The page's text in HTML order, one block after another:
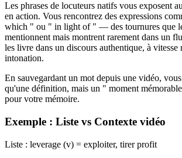
Les phrases de locuteurs natifs vous exposent
en action. Vous rencontrez des expressions
which " ou " in light of " — des tournures que
mentionnent mais montrent rarement dans un
les livre dans un discours authentique, à vitesse
intonation.
En sauvegardant un mot depuis une vidéo,
qu'une définition, mais un " moment
pour votre mémoire.
Exemple : Liste vs Contexte vidéo
Liste : leverage (v) = exploiter, tirer profit